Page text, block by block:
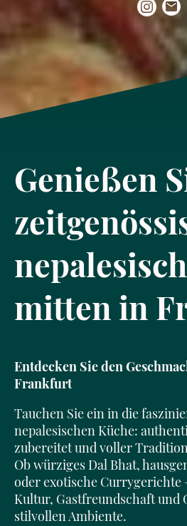
Genießen
mitten in
Entdecken Sie den
Frankfurt
Tauchen Sie ein in die
nepalesischen Küche:
zubereitet und voller
Ob würziges Dal Bhat,
oder exotische Currygerichte
Kultur, Gastfreundschaft und
stilvollen Ambiente.